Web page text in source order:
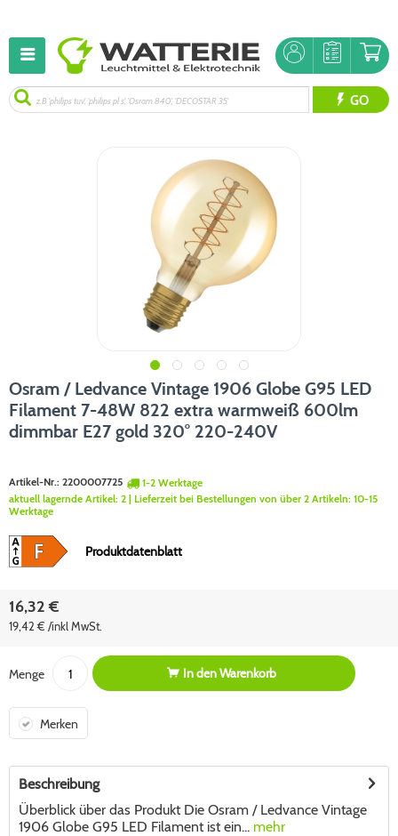
GO
Osram / Ledvance Vintage 1906 Globe G95 LED
Filament 7-48W 822 extra warmweiß 600lm
dimmbar E27 gold 320° 220-240V
Artikel-Nr.: 2200007725
1-2 Werktage
aktuell lagernde Artikel: 2 | Lieferzeit bei Bestellungen von über 2 Artikeln: 10-15
Werktage
Produktdatenblatt
16,32 €
19,42 € /inkl MwSt.
Menge In denWarenkorb
Merken
Beschreibung
Überblick über das Produkt Die Osram / Ledvance Vintage
1906 Globe G95 LED Filament ist ein... mehr